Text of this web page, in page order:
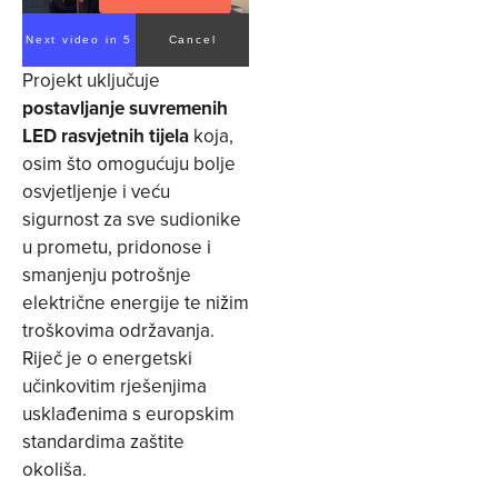
Next video in 4 Cancel
Projekt uključuje
postavljanje suvremenih
LED rasvjetnih tijela koja,
osim što omogućuju bolje
osvjetljenje i veću
sigurnost za sve sudionike
u prometu, pridonose i
smanjenju potrošnje
električne energije te nižim
troškovima održavanja.
Riječ je o energetski
učinkovitim rješenjima
usklađenima s europskim
standardima zaštite
okoliša.